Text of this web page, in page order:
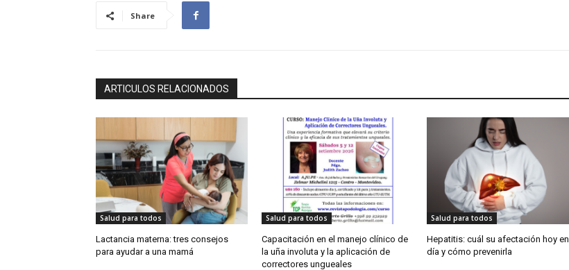
Share
ARTICULOS RELACIONADOS
Salud para todos
Lactancia materna: tres consejos
para ayudar a una mamá
Salud para todos
Capacitación en el manejo clínico de
la uña involuta y la aplicación de
correctores ungueales
Salud para todos
Hepatitis: cuál su afectación hoy en
día y cómo prevenirla